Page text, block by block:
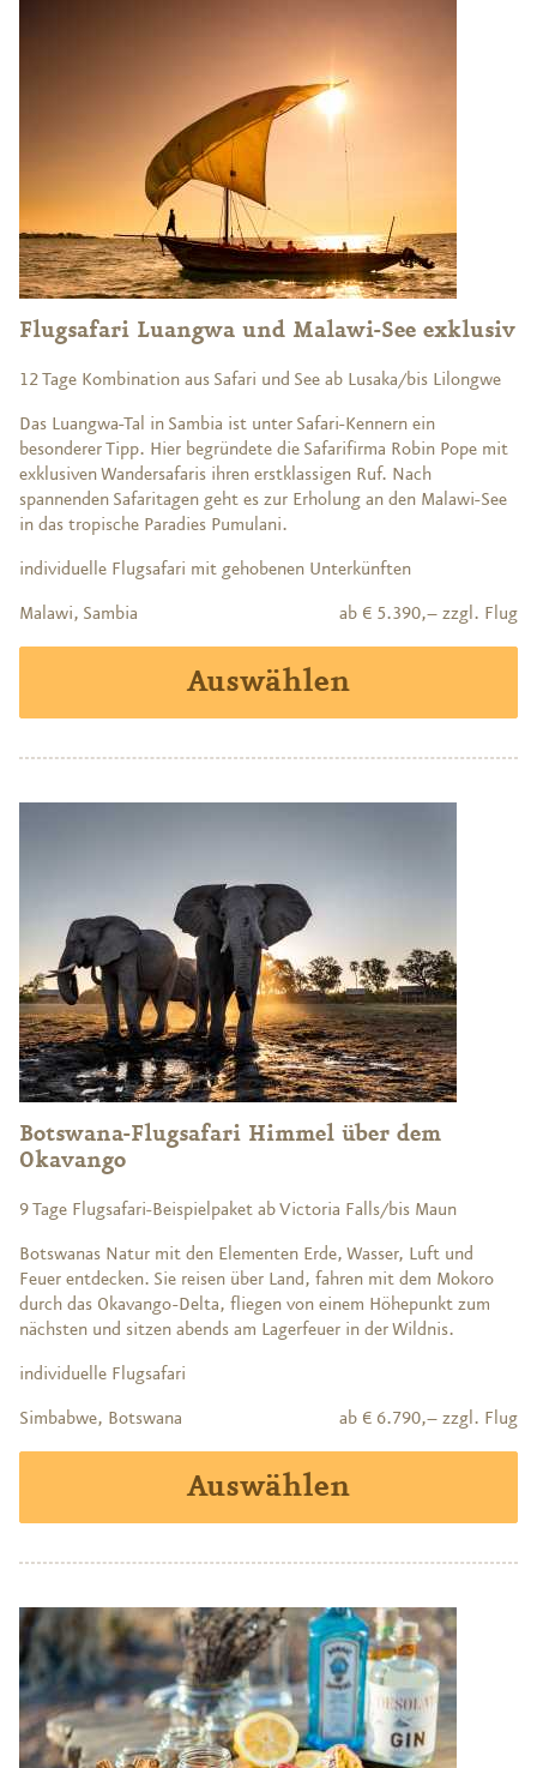
Flugsafari Luangwa und Malawi-See exklusiv
12 Tage Kombination aus Safari und See ab Lusaka/bis Lilongwe
Das Luangwa-Tal in Sambia ist unter Safari-Kennern ein
besonderer Tipp. Hier begründete die Safarifirma Robin Pope mit
exklusiven Wandersafaris ihren erstklassigen Ruf. Nach
spannenden Safaritagen geht es zur Erholung an den Malawi-See
in das tropische Paradies Pumulani.
individuelle Flugsafari mit gehobenen Unterkünften
Malawi, Sambia ab € 5.390,– zzgl. Flug
Auswählen
Botswana-Flugsafari Himmel über dem
Okavango
9 Tage Flugsafari-Beispielpaket ab Victoria Falls/bis Maun
Botswanas Natur mit den Elementen Erde, Wasser, Luft und
Feuer entdecken. Sie reisen über Land, fahren mit dem Mokoro
durch das Okavango-Delta, fliegen von einem Höhepunkt zum
nächsten und sitzen abends am Lagerfeuer in der Wildnis.
individuelle Flugsafari
Simbabwe, Botswana ab € 6.790,– zzgl. Flug
Auswählen